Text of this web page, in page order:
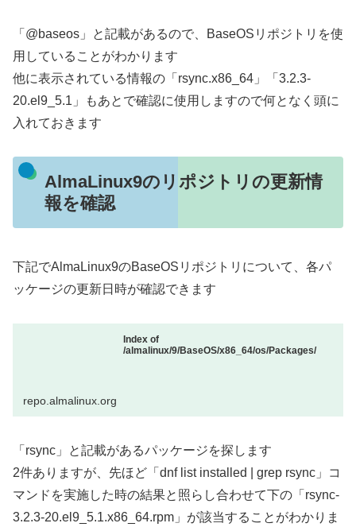
「@baseos」と記載があるので、BaseOSリポジトリを使
用していることがわかります
他に表示されている情報の「rsync.x86_64」「3.2.3-
20.el9_5.1」もあとで確認に使用しますので何となく頭に
入れておきます
AlmaLinux9のリポジトリの更新情
報を確認
下記でAlmaLinux9のBaseOSリポジトリについて、各パ
ッケージの更新日時が確認できます
Index of
/almalinux/9/BaseOS/x86_64/os/Packages/
repo.almalinux.org
「rsync」と記載があるパッケージを探します
2件ありますが、先ほど「dnf list installed | grep rsync」コ
マンドを実施した時の結果と照らし合わせて下の「rsync-
3.2.3-20.el9_5.1.x86_64.rpm」が該当することがわかりま